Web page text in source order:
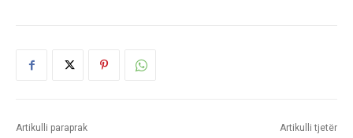
Artikulli paraprak Artikulli tjetër